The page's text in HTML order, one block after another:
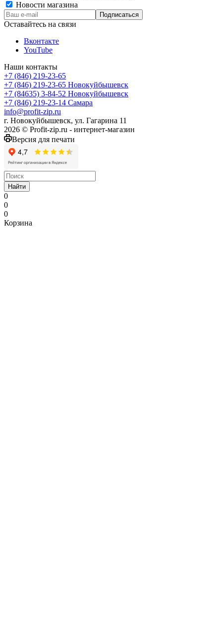
Новости магазина
Оставайтесь на связи
Вконтакте
YouTube
Наши контакты
+7 (846) 219-23-65
+7 (846) 219-23-65 Новокуйбышевск
+7 (84635) 3-84-52 Новокуйбышевск
+7 (846) 219-23-14 Самара
info@profit-zip.ru
г. Новокуйбышевск, ул. Гагарина 11
2026 © Profit-zip.ru - интернет-магазин
Версия для печати
Найти
0
0
0
Корзина